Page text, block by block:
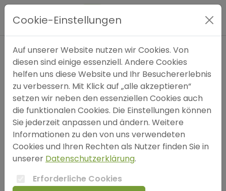
Hauptmenü
Expertensuche
Blog
FAQ
SOS
Autor
bitte wählen (optional)
Einträge pro Seite
Schlüsselwörter
Depressionssymptome Suizidgedanken
Cookie-Einstellungen
Auf unserer Website nutzen wir Cookies. Von
diesen sind einige essenziell. Andere Cookies
helfen uns diese Website und Ihr Besuchererlebnis
zu verbessern. Mit Klick auf „alle akzeptieren“
setzen wir neben den essenziellen Cookies auch
die funktionalen Cookies. Die Einstellungen können
Sie jederzeit anpassen und ändern. Weitere
Informationen zu den von uns verwendeten
Cookies und Ihren Rechten als Nutzer finden Sie in
unserer Datenschutzerklärung.
Erforderliche Cookies